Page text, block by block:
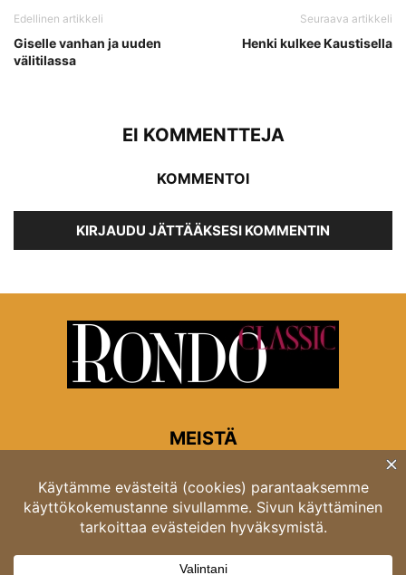
Edellinen artikkeli
Giselle vanhan ja uuden
välitilassa
Seuraava artikkeli
Henki kulkee Kaustisella
EI KOMMENTTEJA
KOMMENTOI
KIRJAUDU JÄTTÄÄKSESI KOMMENTIN
MEISTÄ
Rondon toimitus
Opastinsilta 6A 00520 Helsinki
Asiakaspalvelu: puh. 03 4246 5318
asiakaspalvelu@rondo.fi
Ota meihin yhteyttä:toimitus@rondo.fi